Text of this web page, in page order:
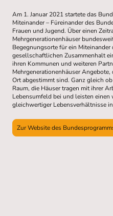
Am 1. Januar 2021 startete das
Miteinander – Füreinander des
Frauen und Jugend. Über einen
Mehrgenerationenhäuser
Begegnungsorte für ein
gesellschaftlichen Zusammenhalt
ihren Kommunen und weiteren
Mehrgenerationenhäuser
Ort abgestimmt sind. Ganz gleich
Raum, die Häuser tragen mit ihrer
Lebensumfeld bei und leisten
gleichwertiger Lebensverhältnisse
Zur Website des